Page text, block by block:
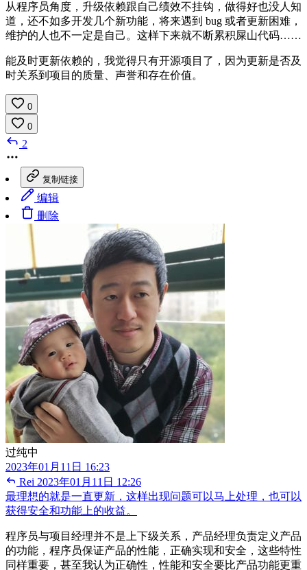
从程序员角度，升级依赖跟自己绩效不挂钩，做得好也没人知
道，还不如多开发几个新功能，将来遇到 bug 或者更新困难，
维护的人也不一定是自己。这样下来就不断累积屎山代码……
能及时更新依赖的，我觉得只有开源项目了，因为更新是否及
时关系到项目的质量、声誉和存在价值。
0
0
2
复制链接
编辑
删除
过纯中
2023年01月11日 16:23
Rei 2023年01月11日 12:26
最理想的就是一直更新，这样出现问题可以马上处理，也可以
获得安全和功能上的收益。
程序员与项目经理并不是上下级关系，产品经理负责定义产品
的功能，程序员保证产品的性能，正确实现和安全，这些特性
同样重要，甚至我认为正确性，性能和安全要比产品功能更重